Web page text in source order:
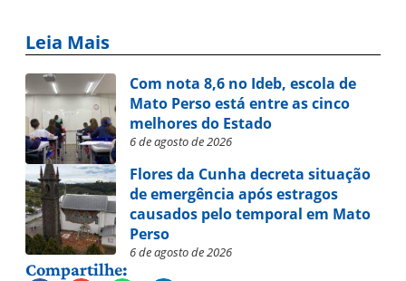
Leia Mais
Com nota 8,6 no Ideb, escola de
Mato Perso está entre as cinco
melhores do Estado
6 de agosto de 2026
Flores da Cunha decreta situação
de emergência após estragos
causados pelo temporal em Mato
Perso
6 de agosto de 2026
Compartilhe: